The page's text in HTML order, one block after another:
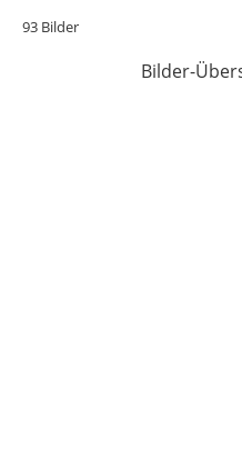
93 Bilder
Bilder-